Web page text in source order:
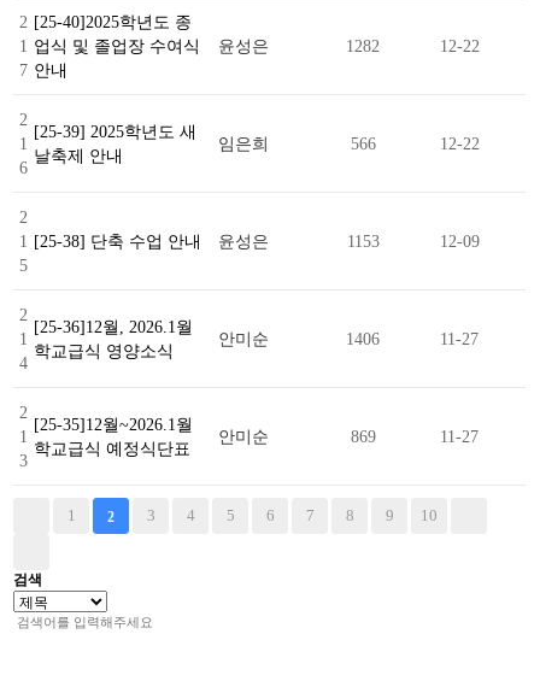
2
1
7
[25-40]2025학년도 종
업식 및 졸업장 수여식
안내
윤성은 1282 12-22
2
1
6
[25-39] 2025학년도 새
날축제 안내
임은희 566 12-22
2
1
5
[25-38] 단축 수업 안내 윤성은 1153 12-09
2
1
4
[25-36]12월, 2026.1월
학교급식 영양소식
안미순 1406 11-27
2
1
3
[25-35]12월~2026.1월
학교급식 예정식단표
안미순 869 11-27
1 2 3 4 5 6 7 8 9 10
검색